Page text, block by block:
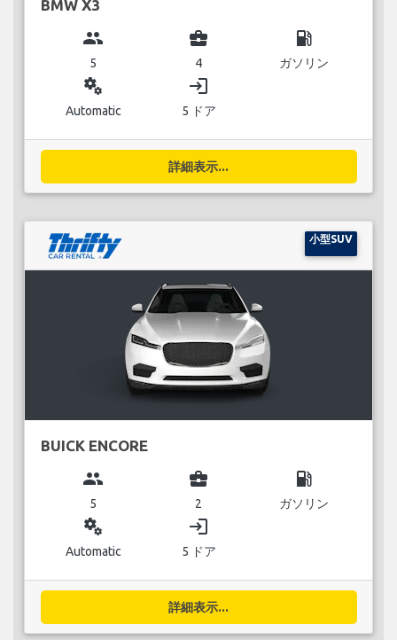
BMW X3
group
5
business_center
4
local_gas_station
ガソリン
miscellaneous_services
Automatic
login
5 ドア
詳細表示...
小型SUV
BUICK ENCORE
group
5
business_center
2
local_gas_station
ガソリン
miscellaneous_services
Automatic
login
5 ドア
詳細表示...